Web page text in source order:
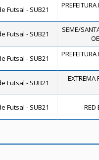
Futsal - SUB21
Futsal - SUB21
SEME/
Futsal - SUB21
Futsal - SUB21 EXTREMA
Futsal - SUB21 RED